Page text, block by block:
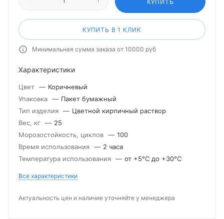
КУПИТЬ
КУПИТЬ В 1 КЛИК
Минимальная сумма заказа от 10000 руб
Характеристики
Цвет — Коричневый
Упаковка — Пакет бумажный
Тип изделия — Цветной кирпичный раствор
Вес, кг — 25
Морозостойкость, циклов — 100
Время использования — 2 часа
Температура использования — от +5°С до +30°С
Все характеристики
Актуальность цен и наличие уточняйте у менеджера